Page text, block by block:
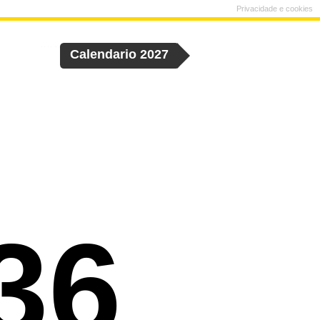
Calendario 2027
Privacidade e cookies